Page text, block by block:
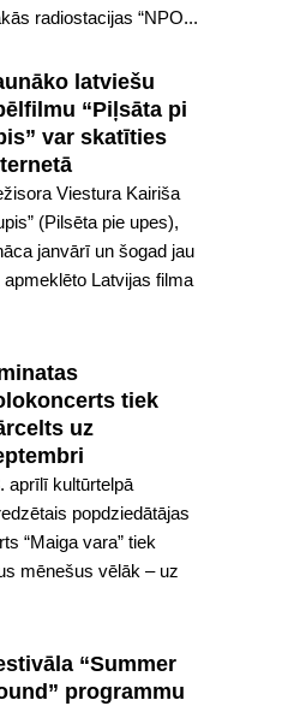
radiostacijas “NPO...
latviešu
“Piļsāta pi
var skatīties
Viestura Kairiša
(Pilsēta pie upes),
janvārī un šogad jau
Latvijas filma
tiek
uz
aprīlī kultūrtelpā
popdziedātājas
“Maiga vara” tiek
mēnešus vēlāk – uz
“Summer
programmu